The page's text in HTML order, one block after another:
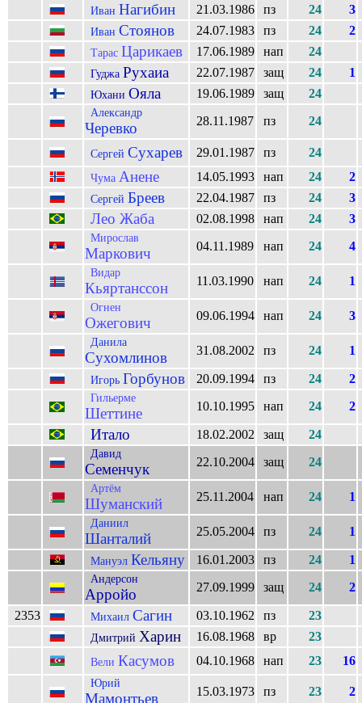
Иван Нагибин 21.03.1986 пз 24 3
Иван Стоянов 24.07.1983 пз 24 2
Тарас Царикаев 17.06.1989 нап 24
Гуджа Рухаиа 22.07.1987 защ 24 1
Юхани Ояла 19.06.1989 защ 24
Александр
Черевко 28.11.1987 пз 24
Сергей Сухарев 29.01.1987 пз 24
Чума Анене 14.05.1993 нап 24 2
Сергей Бреев 22.04.1987 пз 24 3
Лео Жаба 02.08.1998 нап 24 3
Мирослав
Маркович 04.11.1989 нап 24 4
Видар
Кьяртанссон 11.03.1990 нап 24 1
Огнен
Ожегович 09.06.1994 нап 24 3
Данила
Сухомлинов 31.08.2002 пз 24 1
Игорь Горбунов 20.09.1994 пз 24 2
Гильерме
Шеттине 10.10.1995 нап 24 2
Итало 18.02.2002 защ 24
Давид
Семенчук 22.10.2004 защ 24
Артём
Шуманский 25.11.2004 нап 24 1
Даниил
Шанталий 25.05.2004 пз 24 1
Мануэл Кельяну 16.01.2003 пз 24 1
Андерсон
Арройо 27.09.1999 защ 24 2
2353 Михаил Сагин 03.10.1962 пз 23
Дмитрий Харин 16.08.1968 вр 23
Вели Касумов 04.10.1968 нап 23 16
Юрий
Мамонтьев 15.03.1973 пз 23 2